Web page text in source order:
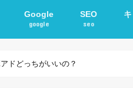
Google
google
SEO
seo
ドどっちがいいの？